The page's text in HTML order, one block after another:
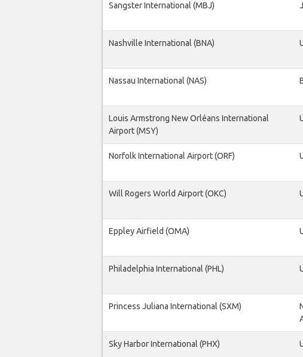
Sangster International (MBJ)
Nashville International (BNA)
Nassau International (NAS)
Louis Armstrong New Orléans International
Airport (MSY)
Norfolk International Airport (ORF)
Will Rogers World Airport (OKC)
Eppley Airfield (OMA)
Philadelphia International (PHL)
Princess Juliana International (SXM)
Sky Harbor International (PHX)